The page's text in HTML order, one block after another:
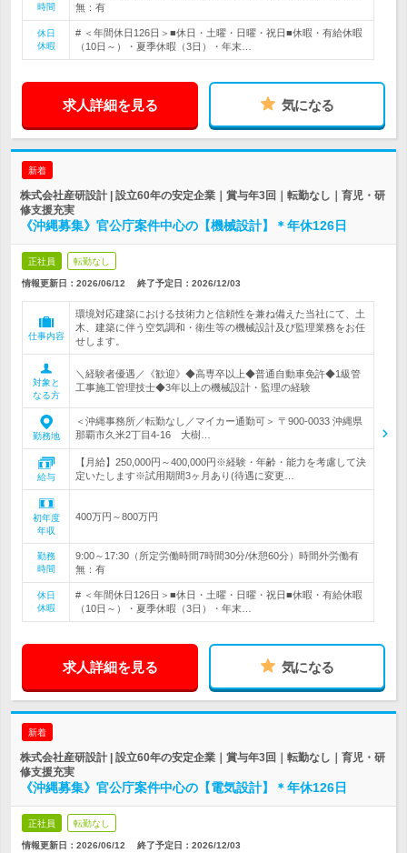
時間
無：有
休日
休暇
# ＜年間休日126日＞■休日・土曜・日曜・祝日■休暇・有給休暇
（10日～）・夏季休暇（3日）・年末…
求人詳細を見る 気になる
新着
株式会社産研設計 | 設立60年の安定企業｜賞与年3回｜転勤なし｜育児・研
修支援充実
《沖縄募集》官公庁案件中心の【機械設計】＊年休126日
正社員 転勤なし
情報更新日：2026/06/12 終了予定日： 2026/12/03
仕事内容
環境対応建築における技術力と信頼性を兼ね備えた当社にて、土
木、建築に伴う空気調和・衛生等の機械設計及び監理業務をお任
せします。
対象と
なる方
＼経験者優遇／《歓迎》◆高専卒以上◆普通自動車免許◆1級管
工事施工管理技士◆3年以上の機械設計・監理の経験
勤務地
＜沖縄事務所／転勤なし／マイカー通勤可＞ 〒900-0033 沖縄県
那覇市久米2丁目4-16 大樹…
給与
【月給】250,000円～400,000円※経験・年齢・能力を考慮して決
定いたします※試用期間3ヶ月あり(待遇に変更…
初年度
年収
400万円～800万円
勤務
時間
9:00～17:30（所定労働時間7時間30分/休憩60分）時間外労働有
無：有
休日
休暇
# ＜年間休日126日＞■休日・土曜・日曜・祝日■休暇・有給休暇
（10日～）・夏季休暇（3日）・年末…
求人詳細を見る 気になる
新着
株式会社産研設計 | 設立60年の安定企業｜賞与年3回｜転勤なし｜育児・研
修支援充実
《沖縄募集》官公庁案件中心の【電気設計】＊年休126日
正社員 転勤なし
情報更新日：2026/06/12 終了予定日： 2026/12/03